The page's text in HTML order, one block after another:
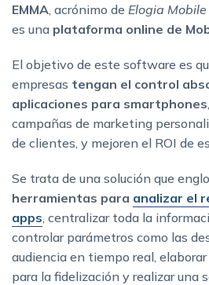
EMMA , acrónimo de Elogia
es una plataforma online de
El objetivo de este software es
empresas tengan el control
aplicaciones para smartphones
campañas de marketing
de clientes, y mejoren el ROI de
Se trata de una solución que
herramientas para analizar el
apps , centralizar toda la
controlar parámetros como las
audiencia en tiempo real,
para la fidelización y realizar una